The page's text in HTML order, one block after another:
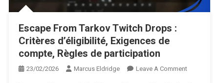
Escape From Tarkov Twitch Drops :
Critères d’éligibilité, Exigences de
compte, Règles de participation
23/02/2026 Marcus Eldridge Leave A CommentOn